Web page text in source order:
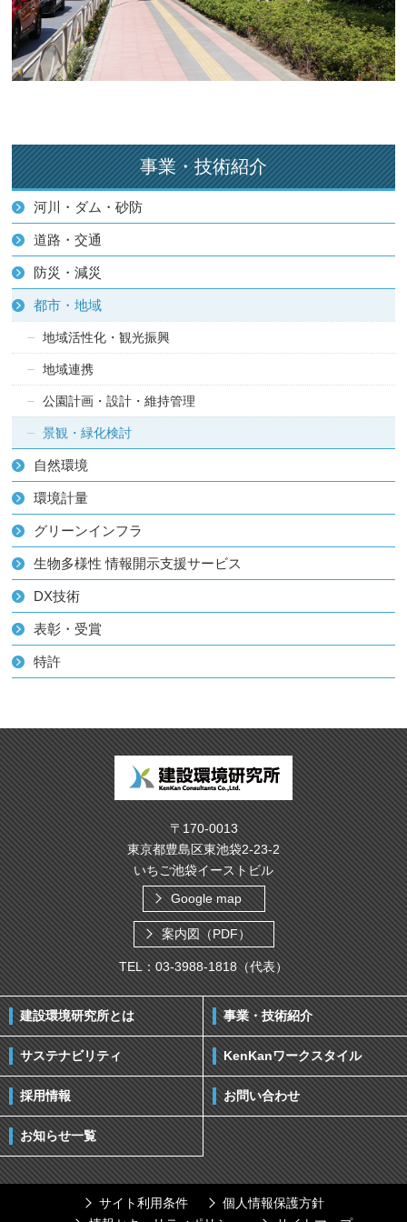
事業・技術紹介
河川・ダム・砂防
道路・交通
防災・減災
都市・地域
地域活性化・観光振興
地域連携
公園計画・設計・維持管理
景観・緑化検討
自然環境
環境計量
グリーンインフラ
生物多様性 情報開示支援サービス
DX技術
表彰・受賞
特許
〒170-0013
東京都豊島区東池袋2-23-2
いちご池袋イーストビル
Google map
案内図（PDF）
TEL：03-3988-1818（代表）
建設環境研究所とは 事業・技術紹介
サステナビリティ KenKanワークスタイル
採用情報 お問い合わせ
お知らせ一覧
サイト利用条件
個人情報保護方針